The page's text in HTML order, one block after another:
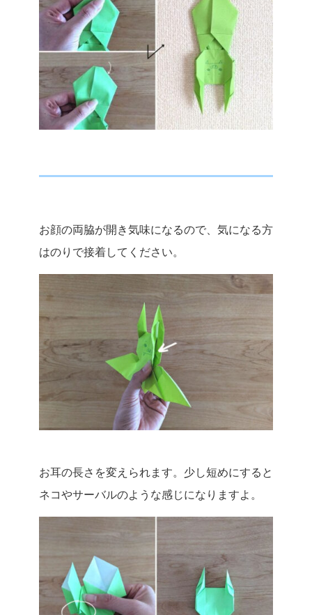
お顔の両脇が開き気味になるので、気になる方
はのりで接着してください。
お耳の長さを変えられます。少し短めにすると
ネコやサーバルのような感じになりますよ。